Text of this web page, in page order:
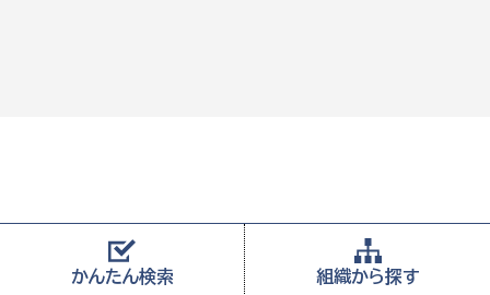
かんたん検索 組織から探す